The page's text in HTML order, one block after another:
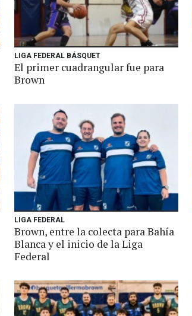
LIGA FEDERAL BÁSQUET
El primer cuadrangular fue para
Brown
LIGA FEDERAL
Brown, entre la colecta para Bahía
Blanca y el inicio de la Liga
Federal